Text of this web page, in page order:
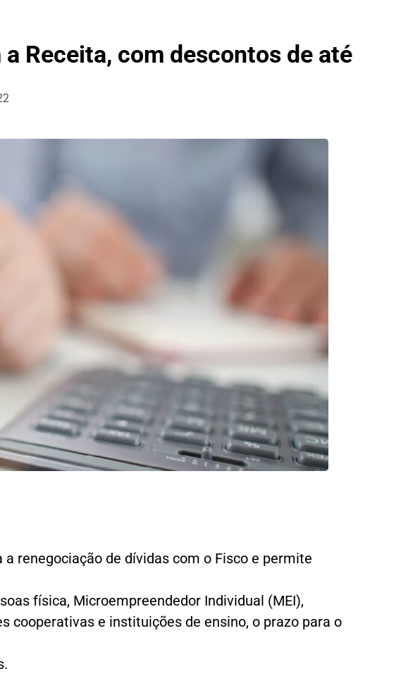
Receita, com descontos de até
renegociação de dívidas com o Fisco e permite
física, Microempreendedor Individual (MEI),
cooperativas e instituições de ensino, o prazo para o